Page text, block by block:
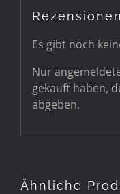
Rezensionen
Es gibt noch
Nur
gekauft haben,
abgeben.
Ähnliche